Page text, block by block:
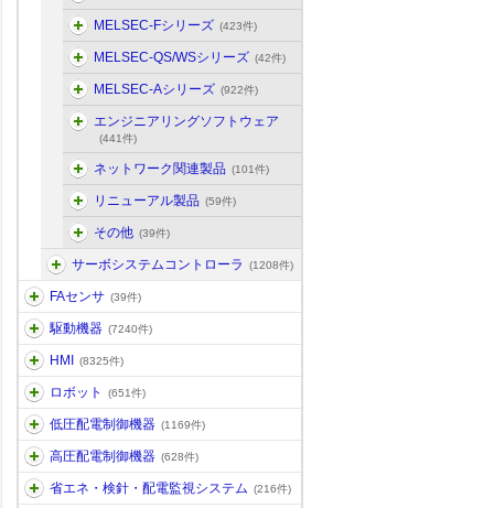
MELSEC-Fシリーズ (423件)
MELSEC-QS/WSシリーズ (42件)
MELSEC-Aシリーズ (922件)
エンジニアリングソフトウェア
(441件)
ネットワーク関連製品 (101件)
リニューアル製品 (59件)
その他 (39件)
サーボシステムコントローラ (1208件)
FAセンサ (39件)
駆動機器 (7240件)
HMI (8325件)
ロボット (651件)
低圧配電制御機器 (1169件)
高圧配電制御機器 (628件)
省エネ・検針・配電監視システム (216件)